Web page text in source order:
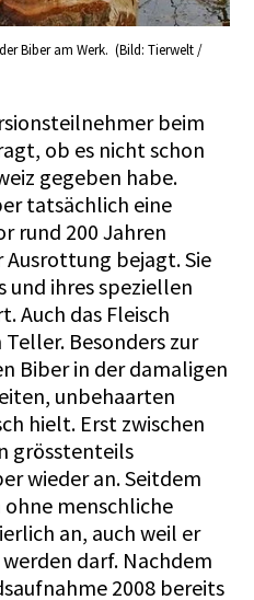
Biber am Werk. (Bild: Tierwelt /
beim
ob es nicht schon
gegeben habe.
tatsächlich eine
rund 200 Jahren
Ausrottung bejagt. Sie
und ihres speziellen
Auch das Fleisch
Besonders zur
Biber in der damaligen
unbehaarten
hielt. Erst zwischen
grösstenteils
wieder an. Seitdem
menschliche
an, auch weil er
darf. Nachdem
2008 bereits